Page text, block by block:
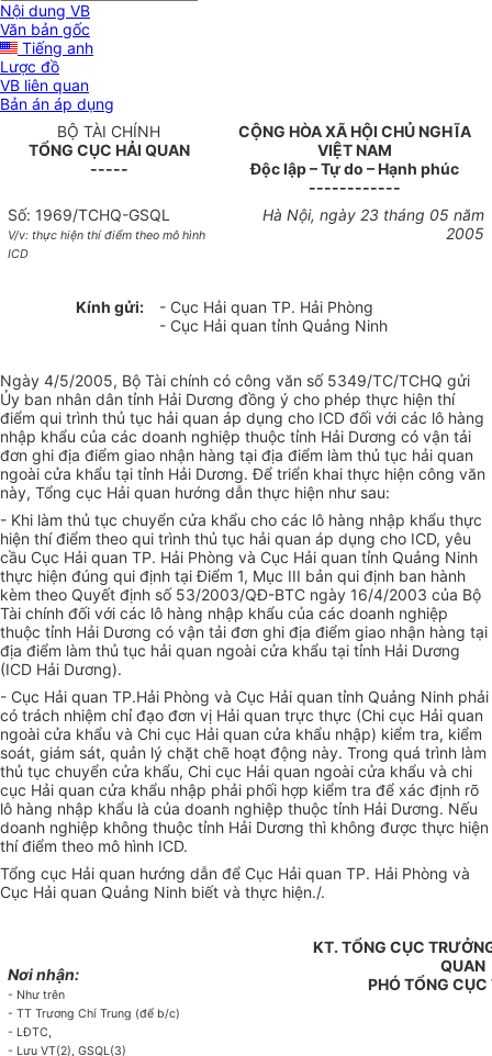
Nội dung VB
Văn bản gốc
Tiếng anh
Lược đồ
VB liên quan
Bản án áp dụng
BỘ TÀI CHÍNH
TỔNG CỤC HẢI QUAN
-----
CỘNG HÒA XÃ HỘI CHỦ NGHĨA
VIỆT NAM
Độc lập – Tự do – Hạnh phúc
------------
Số: 1969/TCHQ-GSQL
V/v: thực hiện thí điểm theo mô hình
ICD
Hà Nội, ngày 23 tháng 05 năm
2005
Kính gửi:
- Cục Hải quan TP. Hải Phòng
- Cục Hải quan tỉnh Quảng Ninh
Ngày 4/5/2005, Bộ Tài chính có công văn số 5349/TC/TCHQ gửi
Ủy ban nhân dân tỉnh Hải Dương đồng ý cho phép thực hiện thí
điểm qui trình thủ tục hải quan áp dụng cho ICD đối với các lô hàng
nhập khẩu của các doanh nghiệp thuộc tỉnh Hải Dương có vận tải
đơn ghi địa điểm giao nhận hàng tại địa điểm làm thủ tục hải quan
ngoài cửa khẩu tại tỉnh Hải Dương. Để triển khai thực hiện công văn
này, Tổng cục Hải quan hướng dẫn thực hiện như sau:
- Khi làm thủ tục chuyển cửa khẩu cho các lô hàng nhập khẩu thực
hiện thí điểm theo qui trình thủ tục hải quan áp dụng cho ICD, yêu
cầu Cục Hải quan TP. Hải Phòng và Cục Hải quan tỉnh Quảng Ninh
thực hiện đúng qui định tại Điểm 1, Mục III bản qui định ban hành
kèm theo Quyết định số 53/2003/QĐ-BTC ngày 16/4/2003 của Bộ
Tài chính đối với các lô hàng nhập khẩu của các doanh nghiệp
thuộc tỉnh Hải Dương có vận tải đơn ghi địa điểm giao nhận hàng tại
địa điểm làm thủ tục hải quan ngoài cửa khẩu tại tỉnh Hải Dương
(ICD Hải Dương).
- Cục Hải quan TP.Hải Phòng và Cục Hải quan tỉnh Quảng Ninh phải
có trách nhiệm chỉ đạo đơn vị Hải quan trực thực (Chi cục Hải quan
ngoài cửa khẩu và Chi cục Hải quan cửa khẩu nhập) kiểm tra, kiểm
soát, giám sát, quản lý chặt chẽ hoạt động này. Trong quá trình làm
thủ tục chuyển cửa khẩu, Chi cục Hải quan ngoài cửa khẩu và chi
cục Hải quan cửa khẩu nhập phải phối hợp kiểm tra để xác định rõ
lô hàng nhập khẩu là của doanh nghiệp thuộc tỉnh Hải Dương. Nếu
doanh nghiệp không thuộc tỉnh Hải Dương thì không được thực hiện
thí điểm theo mô hình ICD.
Tổng cục Hải quan hướng dẫn để Cục Hải quan TP. Hải Phòng và
Cục Hải quan Quảng Ninh biết và thực hiện./.
Nơi nhận:
- Như trên
- TT Trương Chí Trung (để b/c)
- LĐTC,
- Lưu VT(2), GSQL(3)
KT. TỔNG CỤC
QUAN
PHÓ TỔNG CỤC